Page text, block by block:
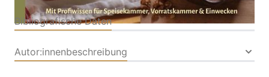
Bibliografische Daten
Autor:innenbeschreibung